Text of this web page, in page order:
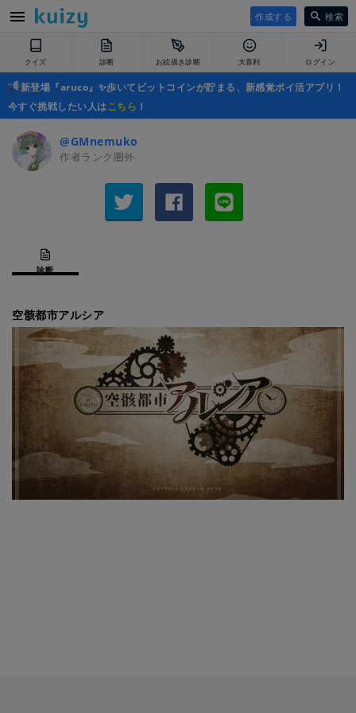
作成する 検索
クイズ 診断 お絵描き診断 大喜利 ログイン
新登場『aruco』✨歩いてビットコインが貯まる、新感覚ポイ活アプリ！
今すぐ挑戦したい人はこちら ！
@GMnemuko
作者ランク圏外
診断
空骸都市アルシア